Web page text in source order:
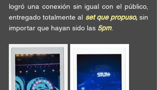
logró una conexión sin igual con el público,
entregado totalmente al set que propuso, sin
importar que hayan sido las 5pm.